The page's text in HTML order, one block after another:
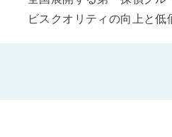
ビスクオリティの向上と